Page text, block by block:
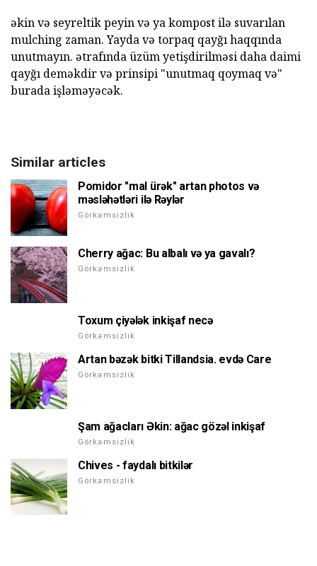
əkin və seyreltik peyin və ya kompost ilə suvarılan
mulching zaman. Yayda və torpaq qayğı haqqında
unutmayın. ətrafında üzüm yetişdirilməsi daha daimi
qayğı deməkdir və prinsipi "unutmaq qoymaq və"
burada işləməyəcək.
Similar articles
Pomidor "mal ürək" artan photos və
məsləhətləri ilə Rəylər
Görkəmsizlik
Cherry ağac: Bu albalı və ya gavalı?
Görkəmsizlik
Toxum çiyələk inkişaf necə
Görkəmsizlik
Artan bəzək bitki Tillandsia. evdə Care
Görkəmsizlik
Şam ağacları Əkin: ağac gözəl inkişaf
Görkəmsizlik
Chives - faydalı bitkilər
Görkəmsizlik